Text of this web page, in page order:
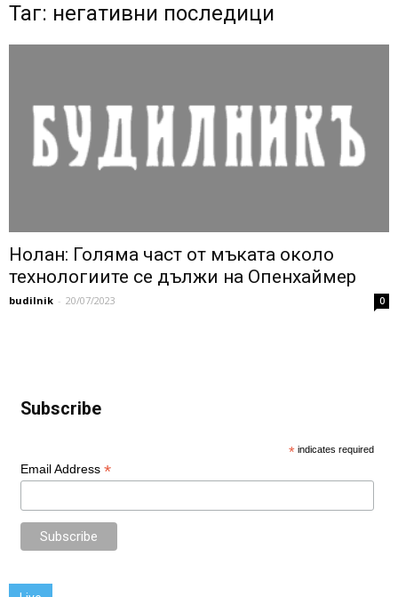
Таг: негативни последици
Нолан: Голяма част от мъката около
технологиите се дължи на Опенхаймер
budilnik - 20/07/2023 0
Subscribe
* indicates required
Email Address *